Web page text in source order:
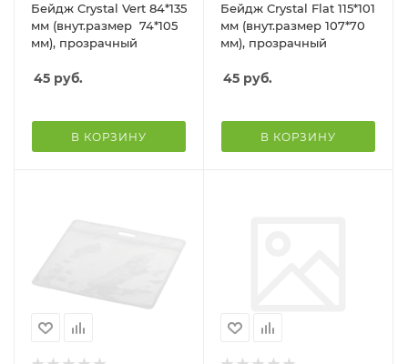
Бейдж Crystal Vert 84*135
мм (внут.размер 74*105
мм), прозрачный
45 руб.
В КОРЗИНУ
Бейдж Crystal Flat 115*101
мм (внут.размер 107*70
мм), прозрачный
45 руб.
В КОРЗИНУ